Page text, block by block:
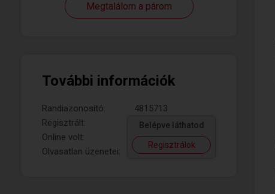
Megtalálom a párom
További információk
Randiazonosító:
4815713
Regisztrált:
Online volt:
Olvasatlan üzenetei:
Belépve láthatod
Regisztrálok